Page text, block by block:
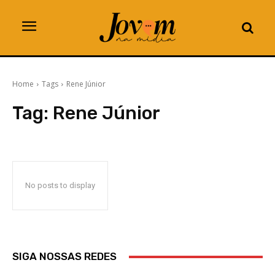
Home Tags Rene Júnior
Tag: Rene Júnior
No posts to display
SIGA NOSSAS REDES